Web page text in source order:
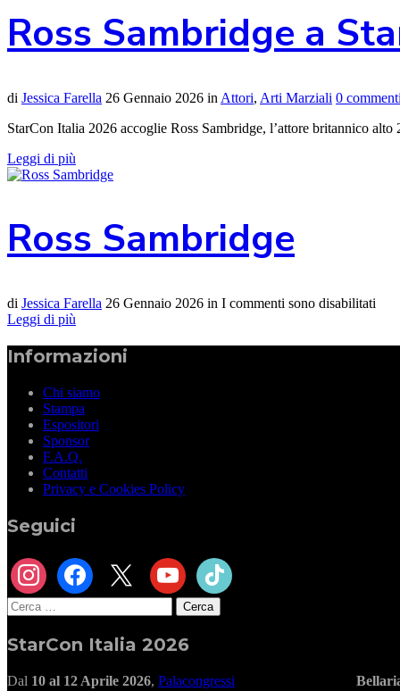
Ross Sambridge a
di Jessica Farella 26 Gennaio 2026 in Attori, Arti Marziali 0 commenti
StarCon Italia 2026 accoglie Ross Sambridge, l’attore britannico
Leggi di più
Ross Sambridge
di Jessica Farella 26 Gennaio 2026 in I commenti sono disabilitati
Leggi di più
Informazioni
Chi siamo
Stampa
Espositori
Sponsor
F.A.Q.
Contatti
Privacy e Cookies Policy
Seguici
instagramfacebook youtube tiktok
Ricerca
per:
StarCon Italia 2026
Dal 10 al 12 Aprile 2026, Palacongressi